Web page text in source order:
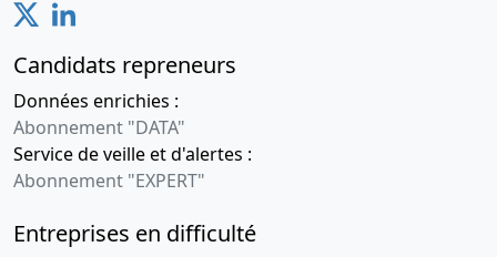
Candidats repreneurs
Données enrichies :
Abonnement "DATA"
Service de veille et d'alertes :
Abonnement "EXPERT"
Entreprises en difficulté